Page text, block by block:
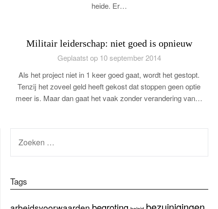
heide. Er…
Militair leiderschap: niet goed is opnieuw
Geplaatst op 10 september 2014
Als het project niet in 1 keer goed gaat, wordt het gestopt.
Tenzij het zoveel geld heeft gekost dat stoppen geen optie
meer is. Maar dan gaat het vaak zonder verandering van…
NAAR:
Tags